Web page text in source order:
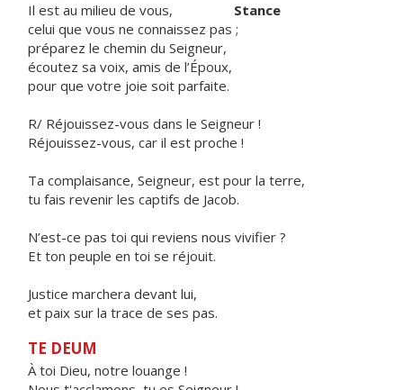
Il est au milieu de vous, Stance
celui que vous ne connaissez pas ;
préparez le chemin du Seigneur,
écoutez sa voix, amis de l’Époux,
pour que votre joie soit parfaite.
R/ Réjouissez-vous dans le Seigneur !
Réjouissez-vous, car il est proche !
Ta complaisance, Seigneur, est pour la terre,
tu fais revenir les captifs de Jacob.
N’est-ce pas toi qui reviens nous vivifier ?
Et ton peuple en toi se réjouit.
Justice marchera devant lui,
et paix sur la trace de ses pas.
TE DEUM
À toi Dieu, notre louange !